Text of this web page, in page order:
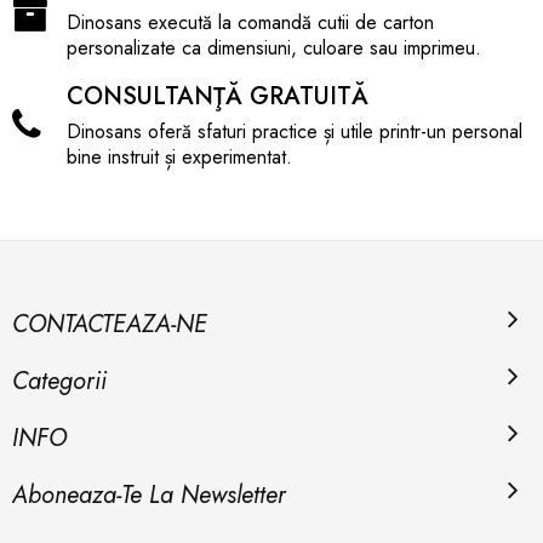
sau scuturi de protecție.
TIP: Cutie clasică din carton tip 5 natur 810/770/210h
TIP CARTON: 5 straturi
STOC: peste 1.000 buc.
AMBALARE: 15buc/bax
Dinosans execută la comandă cutii de carton
personalizate ca dimensiuni, culoare sau imprimeu.
CONSULTANŢĂ GRATUITĂ
Dinosans oferă sfaturi practice și utile printr-un personal
bine instruit și experimentat.
CONTACTEAZA-NE
Categorii
INFO
Aboneaza-Te La Newsletter